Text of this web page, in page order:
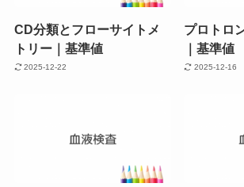
CD分類とフローサイトメ
トリー｜基準値
2025-12-22
プロトロ
｜基準値
2025-12-16